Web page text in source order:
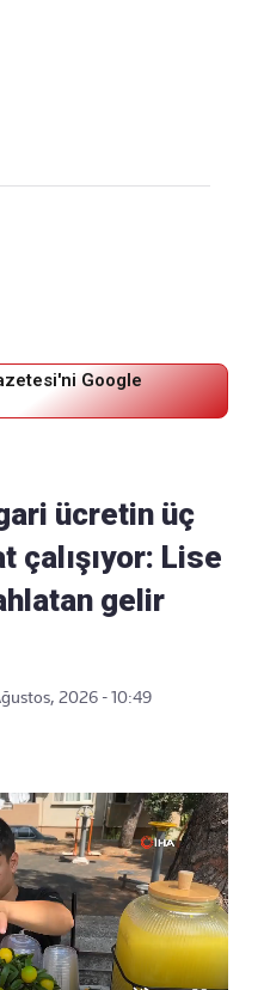
Google
ücretin üç
çalışıyor: Lise
gelir
2026 - 10:49